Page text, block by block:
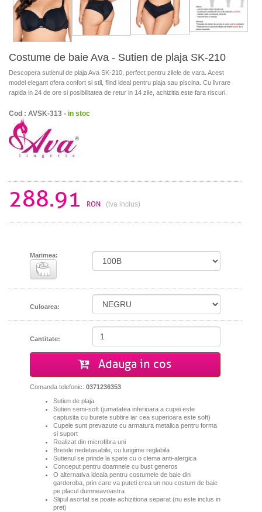
Costume de baie Ava - Sutien de plaja SK-210
Descopera sutienul de plaja Ava SK-210, perfect pentru zilele de vara. Acest
model elegant ofera confort si stil, fiind ideal pentru plaja sau piscina. Cu livrare
rapida in 24 de ore si posibilitatea de retur in 14 zile, achizitia este fara riscuri.
Cod : AVSK-313 - in stoc
288.91 RON (tva inclus)
Marimea:
Culoarea:
Cantitate:
Adauga in cos
Comanda telefonic: 0371236353
Sutien de plaja
Sutien semi-soft (jumatatea inferioara a cupei este
captusita cu burete subtire iar cea superioara este soft)
Cupele sunt prevazute cu armatura metalica pentru forma
si suport
Realizat din microfibra uni
Bretele nedetasabile, cu lungime reglabila
Sutienul se prinde la spate cu o clema anti-alergica
Conceput pentru doamnele cu bust generos
O alternativa ideala pentru costumele de baie din
garderoba, prin care va puteti crea un nou costum de baie
pe placul dumneavoastra
Slipul asortat se poate achizitiona separat (nu este inclus in
pret)